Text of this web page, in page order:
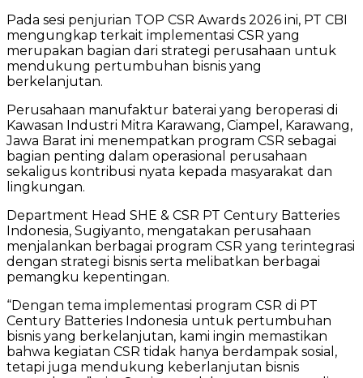
Pada sesi penjurian TOP CSR Awards 2026 ini, PT CBI
mengungkap terkait implementasi CSR yang
merupakan bagian dari strategi perusahaan untuk
mendukung pertumbuhan bisnis yang
berkelanjutan.
Perusahaan manufaktur baterai yang beroperasi di
Kawasan Industri Mitra Karawang, Ciampel, Karawang,
Jawa Barat ini menempatkan program CSR sebagai
bagian penting dalam operasional perusahaan
sekaligus kontribusi nyata kepada masyarakat dan
lingkungan.
Department Head SHE & CSR PT Century Batteries
Indonesia, Sugiyanto, mengatakan perusahaan
menjalankan berbagai program CSR yang terintegrasi
dengan strategi bisnis serta melibatkan berbagai
pemangku kepentingan.
“Dengan tema implementasi program CSR di PT
Century Batteries Indonesia untuk pertumbuhan
bisnis yang berkelanjutan, kami ingin memastikan
bahwa kegiatan CSR tidak hanya berdampak sosial,
tetapi juga mendukung keberlanjutan bisnis